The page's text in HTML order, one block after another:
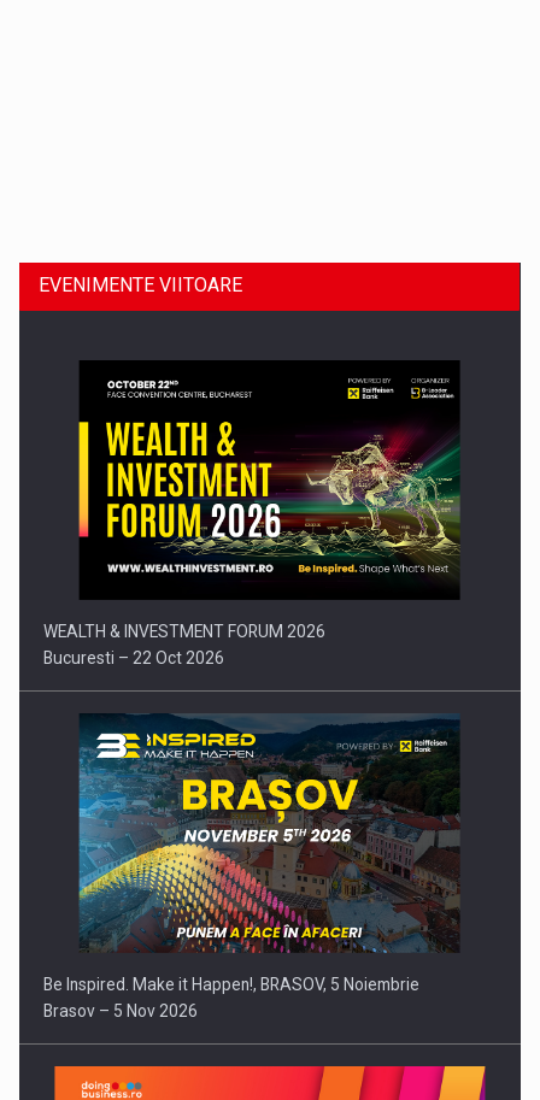
Comunicat de presa: Joburile part-time reincep sa intre pe…
EVENIMENTE VIITOARE
WEALTH & INVESTMENT FORUM 2026
Bucuresti – 22 Oct 2026
Be Inspired. Make it Happen!, BRASOV, 5 Noiembrie
Brasov – 5 Nov 2026